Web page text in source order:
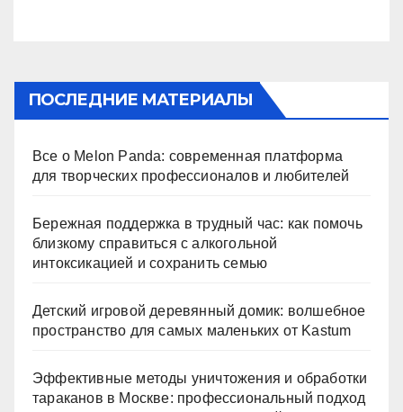
ПОСЛЕДНИЕ МАТЕРИАЛЫ
Все о Melon Panda: современная платформа
для творческих профессионалов и любителей
Бережная поддержка в трудный час: как помочь
близкому справиться с алкогольной
интоксикацией и сохранить семью
Детский игровой деревянный домик: волшебное
пространство для самых маленьких от Kastum
Эффективные методы уничтожения и обработки
тараканов в Москве: профессиональный подход